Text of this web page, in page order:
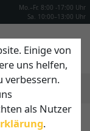
Mo.–Fr. 8:00 -17:00 Uhr
Sa. 10:00–13:00 Uhr
Einige von
uns helfen,
verbessern.
als Nutzer
.